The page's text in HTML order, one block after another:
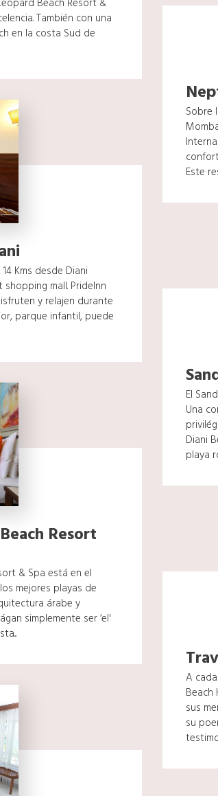
También con una
en la costa Sud de
Sobre
Este
Kms desde Diani
mall. PrideInn
y relajen durante
parque infantil, puede
El
Una
Diani
playa
Resort
& Spa está en el
mejores playas de
árabe y
simplemente ser ‘el'
A
Beach
sus
su